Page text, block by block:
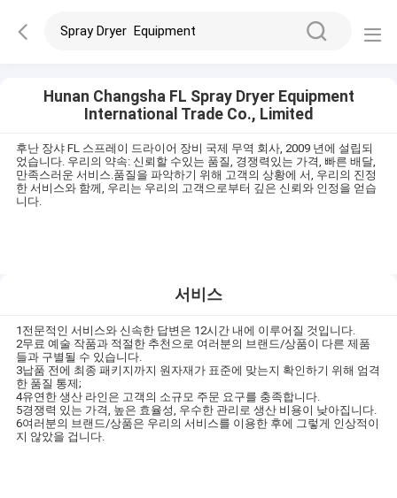
Hunan Changsha FL Spray Dryer Equipment
International Trade Co., Limited
후난 장샤 FL 스프레이 드라이어 장비 국제 무역 회사, 2009 년에 설립되
었습니다. 우리의 약속: 신뢰할 수있는 품질, 경쟁력있는 가격, 빠른 배달,
만족스러운 서비스.품질을 파악하기 위해 고객의 상황에 서, 우리의 진정
한 서비스와 함께, 우리는 우리의 고객으로부터 깊은 신뢰와 인정을 얻습
니다.
서비스
1전문적인 서비스와 신속한 답변은 12시간 내에 이루어질 것입니다.
2무료 예술 작품과 적절한 추천으로 여러분의 브랜드/상품이 다른 제품
들과 구별될 수 있습니다.
3납품 전에 최종 패키지까지 원자재가 표준에 맞는지 확인하기 위해 엄격
한 품질 통제;
4유연한 생산 라인은 고객의 소규모 주문 요구를 충족합니다.
5경쟁력 있는 가격, 높은 효율성, 우수한 관리로 생산 비용이 낮아집니다.
6여러분의 브랜드/상품은 우리의 서비스를 이용한 후에 그렇게 인상적이
지 않았을 겁니다.